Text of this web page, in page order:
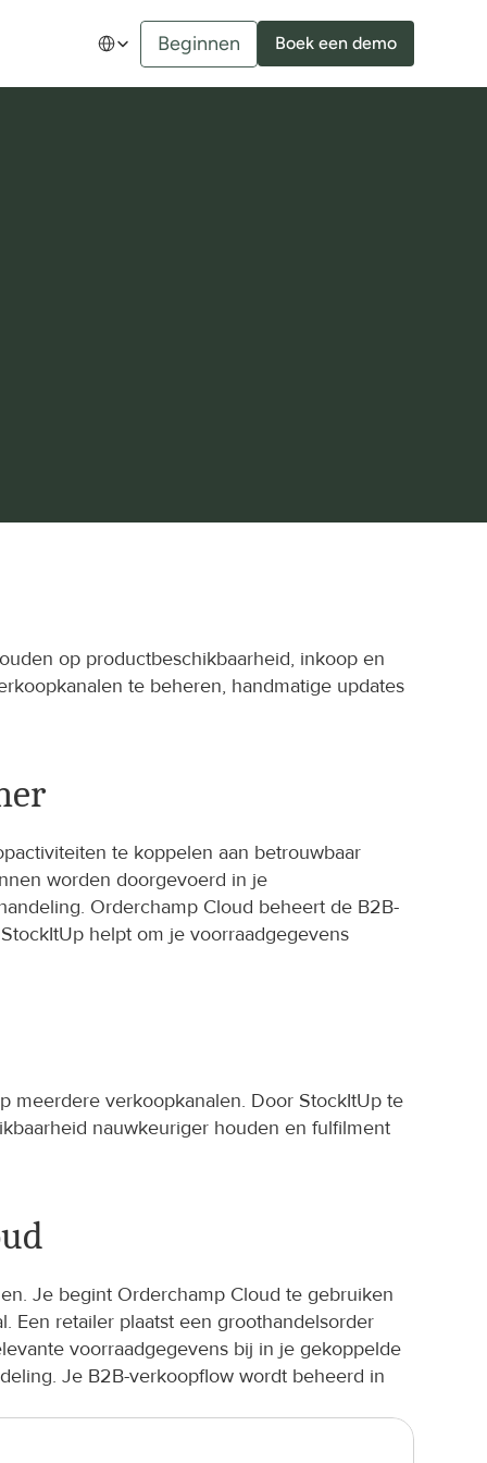
Select Language
Beginnen Boek een demo
op productbeschikbaarheid, inkoop en
te beheren, handmatige updates
te koppelen aan betrouwbaar
worden doorgevoerd in je
Orderchamp Cloud beheert de B2B-
helpt om je voorraadgegevens
meerdere verkoopkanalen. Door StockItUp te
nauwkeuriger houden en fulfilment
Je begint Orderchamp Cloud te gebruiken
Een retailer plaatst een groothandelsorder
voorraadgegevens bij in je gekoppelde
Je B2B-verkoopflow wordt beheerd in